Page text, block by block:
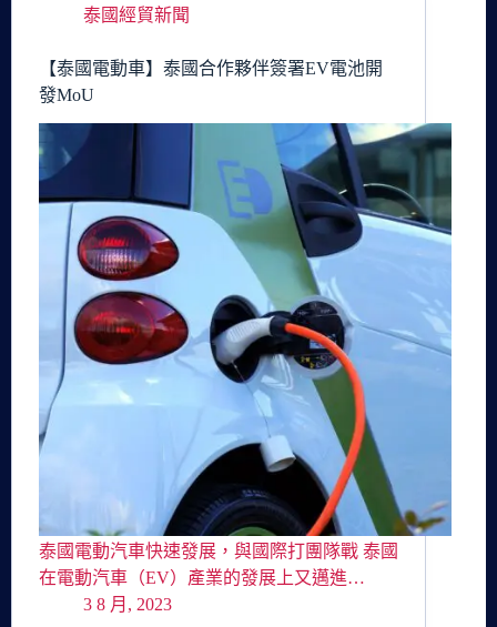
泰國經貿新聞
【泰國電動車】泰國合作夥伴簽署EV電池開
發MoU
泰國電動汽車快速發展，與國際打團隊戰 泰國
在電動汽車（EV）產業的發展上又邁進…
3 8 月, 2023